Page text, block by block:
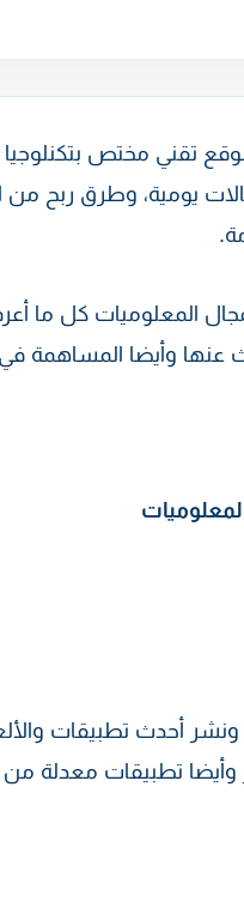
تقني مختص
يومية، وطرق ربح من
المعلوميات كل ما
عنها وأيضا المساهمة
ونشر أحدث تطبيقات
تطبيقات معدلة من